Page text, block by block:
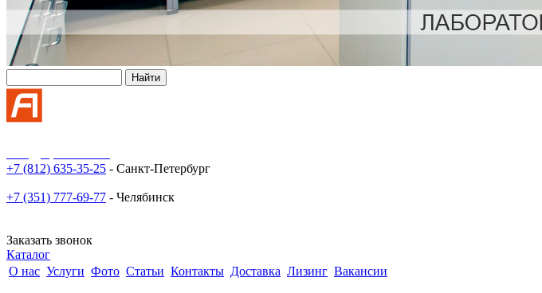
+7 (812) 635-35-25 - Санкт-Петербург
+7 (351) 777-69-77 - Челябинск
Заказать звонок
Каталог
О нас Услуги Фото Статьи Контакты Доставка Лизинг Вакансии